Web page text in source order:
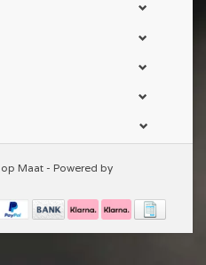
Maat - Powered by